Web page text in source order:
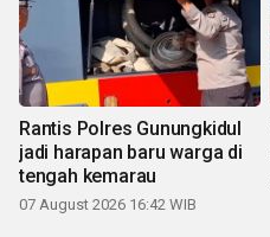
Rantis Polres Gunungkidul
jadi harapan baru warga di
tengah kemarau
07 August 2026 16:42 WIB